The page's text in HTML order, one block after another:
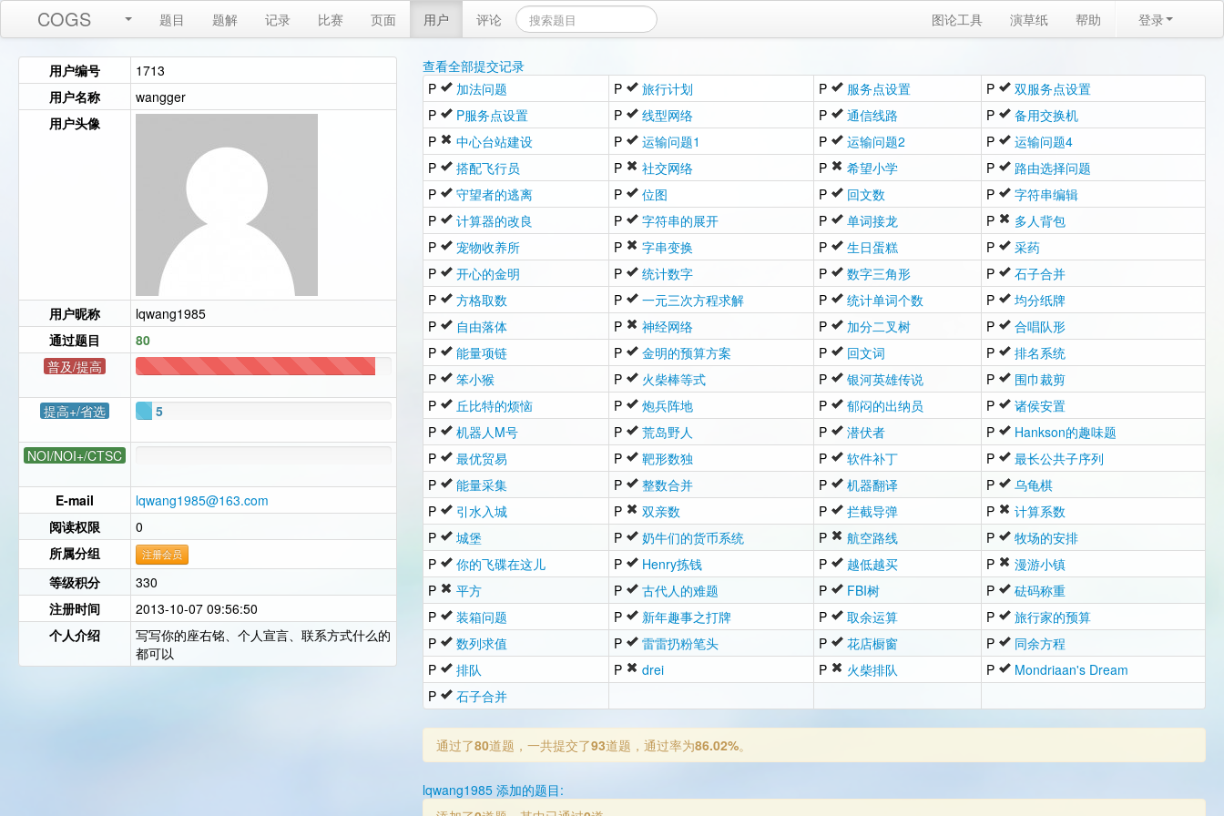
COGS 题目 题解 记录 比赛 页面 用户 评论 图论工具 演草纸 帮助 登录
用户编号
1713
用户名称
wangger
用户头像
用户昵称
lqwang1985
通过题目
80
普及/提高
提高+/省选
5
NOI/NOI+/CTSC
E-mail
lqwang1985@163.com
阅读权限
0
所属分组
注册会员
等级积分
330
注册时间
2013-10-07 09:56:50
个人介绍
写写你的座右铭、个人宣言、联系方式什么的
都可以
查看全部提交记录
P
加法问题 P 旅行计划 P 服务点设置 P
双服务点设置
P
P服务点设置 P 线型网络 P 通信线路 P
备用交换机
P
中心台站建设 P 运输问题1 P 运输问题2 P
运输问题4
P
搭配飞行员 P 社交网络 P 希望小学 P
路由选择问题
P
守望者的逃离 P 位图 P 回文数 P
字符串编辑
P
计算器的改良 P 字符串的展开 P 单词接龙 P
多人背包
P
宠物收养所 P 字串变换 P 生日蛋糕 P
采药
P
开心的金明 P 统计数字 P 数字三角形 P
石子合并
P
方格取数 P 一元三次方程求解 P 统计单词个数 P
均分纸牌
P
自由落体 P 神经网络 P 加分二叉树 P
合唱队形
P
能量项链 P 金明的预算方案 P 回文词 P
排名系统
P
笨小猴 P 火柴棒等式 P 银河英雄传说 P
围巾裁剪
P
丘比特的烦恼 P 炮兵阵地 P 郁闷的出纳员 P
诸侯安置
P
机器人M号 P 荒岛野人 P 潜伏者 P
Hankson的趣味题
P
最优贸易 P 靶形数独 P 软件补丁 P
最长公共子序列
P
能量采集 P 整数合并 P 机器翻译 P
乌龟棋
P
引水入城 P 双亲数 P 拦截导弹 P
计算系数
P
城堡 P 奶牛们的货币系统 P 航空路线 P
牧场的安排
P
你的飞碟在这儿 P Henry拣钱 P 越低越买 P
漫游小镇
P
平方 P 古代人的难题 P FBI树 P
砝码称重
P
装箱问题 P 新年趣事之打牌 P 取余运算 P
旅行家的预算
P
数列求值 P 雷雷扔粉笔头 P 花店橱窗 P
同余方程
P
排队 P drei P 火柴排队 P
Mondriaan's Dream
P
石子合并
通过了80道题，一共提交了93道题，通过率为86.02%。
lqwang1985 添加的题目: